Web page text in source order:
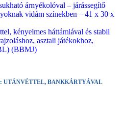
árnyékolóval – járássegítő
vidám színekben – 41 x 30 x
kényelmes háttámlával és stabil
asztali játékokhoz,
(BBMJ)
UTÁNVÉTTEL, BANKKÁRTYÁVAL